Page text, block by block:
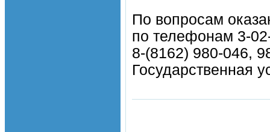
По вопросам
по телефонам 3-
8-(8162) 980-046,
Государственная